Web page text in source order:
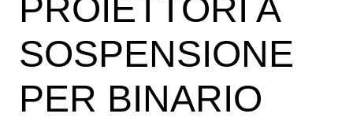
PROIETTORI A
SOSPENSIONE
PER BINARIO